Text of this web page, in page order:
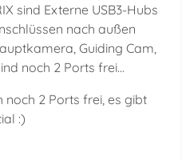
sind Externe USB3-Hubs
nach außen
Guiding Cam,
noch 2 Ports frei...
noch 2 Ports frei, es gibt
:)